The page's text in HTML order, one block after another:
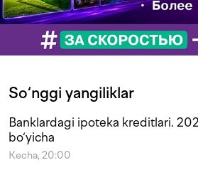
So‘nggi yangiliklar
Banklardagi ipoteka kreditlari.
bo‘yicha
Kecha, 20:00